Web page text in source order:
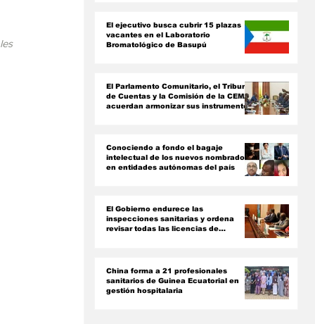
El ejecutivo busca cubrir 15 plazas
vacantes en el Laboratorio
Bromatológico de Basupú
El Parlamento Comunitario, el Tribunal
de Cuentas y la Comisión de la CEMAC
acuerdan armonizar sus instrumentos
Conociendo a fondo el bagaje
intelectual de los nuevos nombrados
en entidades autónomas del país ‎
El Gobierno endurece las
inspecciones sanitarias y ordena
revisar todas las licencias de
China forma a 21 profesionales
sanitarios de Guinea Ecuatorial en
gestión hospitalaria